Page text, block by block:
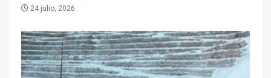
24 julio, 2026